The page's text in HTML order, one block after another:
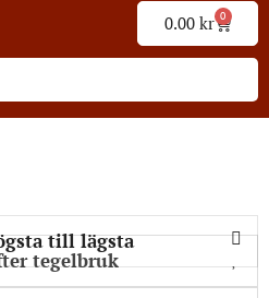
0.00 kr 0
tegelbruk